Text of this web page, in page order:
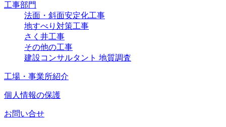
工事部門
法面・斜面安定化工事
地すべり対策工事
さく井工事
その他の工事
建設コンサルタント 地質調査
工場・事業所紹介
個人情報の保護
お問い合せ